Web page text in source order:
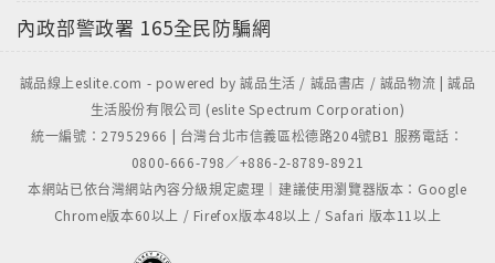
內政部警政署 165全民防騙網
誠品線上eslite.com - powered by 誠品生活 / 誠品書店 / 誠品物流 | 誠品
生活股份有限公司 (eslite Spectrum Corporation)
統一編號：27952966 | 台灣台北市信義區松德路204號B1 服務電話：
0800-666-798／+886-2-8789-8921
本網站已依台灣網站內容分級規定處理｜建議使用瀏覽器版本：Google
Chrome版本60以上 / Firefox版本48以上 / Safari 版本11以上